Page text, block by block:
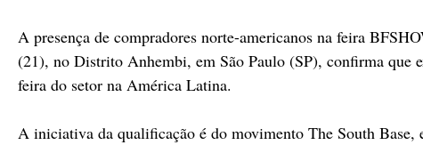
A presença de compradores norte-americanos na feira
(21), no Distrito Anhembi, em São Paulo (SP), confirma que
feira do setor na América Latina.
A iniciativa da qualificação é do movimento The South Base,